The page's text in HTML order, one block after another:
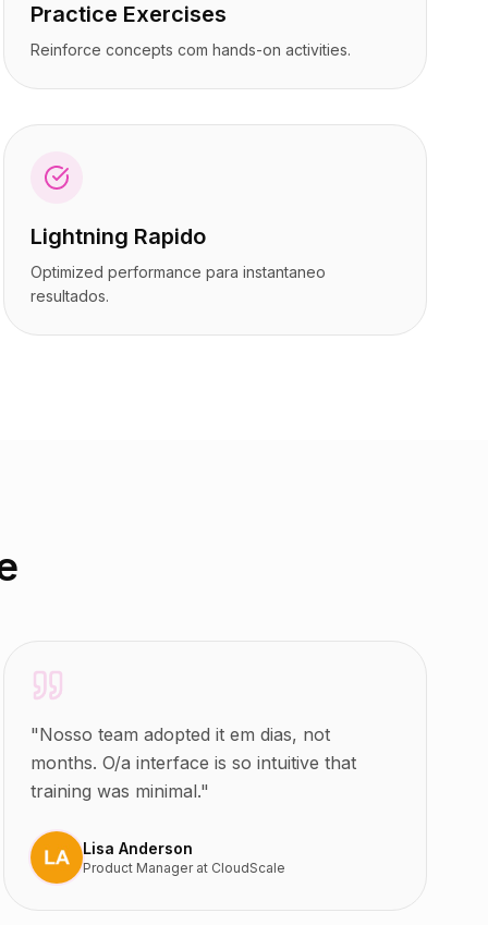
Practice Exercises
Reinforce concepts com hands-on activities.
Lightning Rapido
Optimized performance para instantaneo
resultados.
"Nosso team adopted it em dias, not
months. O/a interface is so intuitive that
training was minimal."
Lisa Anderson
Product Managerat CloudScale